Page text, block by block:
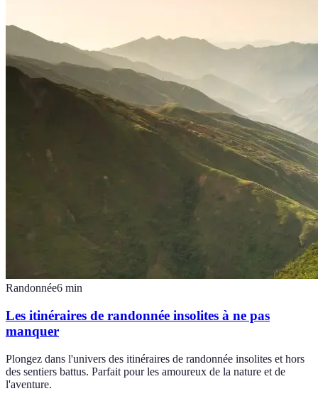
Randonnée6 min
Les itinéraires de randonnée insolites à ne pas
manquer
Plongez dans l'univers des itinéraires de randonnée insolites et hors
des sentiers battus. Parfait pour les amoureux de la nature et de
l'aventure.